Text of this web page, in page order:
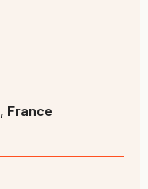
France